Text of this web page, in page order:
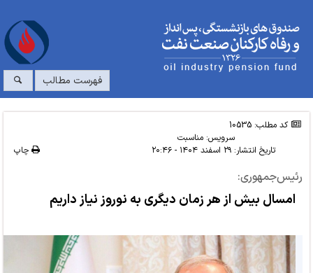
فهرست مطالب
کد مطلب: 10535
سرویس: مناسبت
تاریخ انتشار:۲۹ اسفند ۱۴۰۴ - ۲۰:۴۶ چاپ
رئیس‌جمهوری:
امسال بیش از هر زمان دیگری به نوروز نیاز داریم